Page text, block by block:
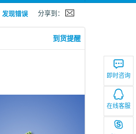
即时咨询
在线客服
发现错误 分享到：
到货提醒